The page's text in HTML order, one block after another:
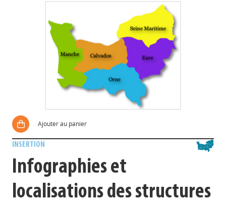
Ajouter au panier
INSERTION
Infographies et
localisations des structures